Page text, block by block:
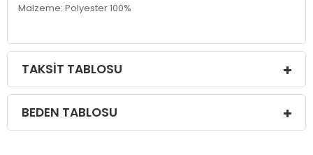
Malzeme: Polyester 100%
TAKSIT TABLOSU
BEDEN TABLOSU